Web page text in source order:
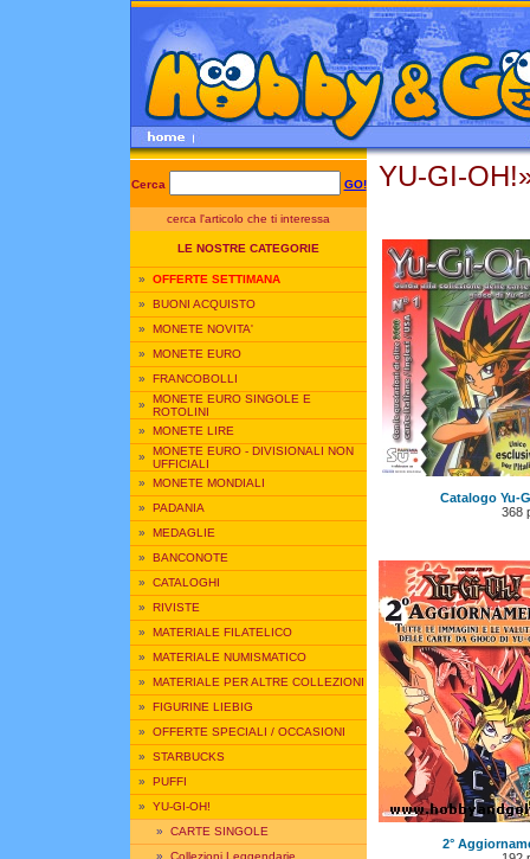
Cerca GO!
cerca l'articolo che ti interessa
LE NOSTRE CATEGORIE
» OFFERTE SETTIMANA
» BUONI ACQUISTO
» MONETE NOVITA'
» MONETE EURO
» FRANCOBOLLI
» MONETE EURO SINGOLE E
ROTOLINI
» MONETE LIRE
» MONETE EURO - DIVISIONALI NON
UFFICIALI
» MONETE MONDIALI
» PADANIA
» MEDAGLIE
» BANCONOTE
» CATALOGHI
» RIVISTE
» MATERIALE FILATELICO
» MATERIALE NUMISMATICO
» MATERIALE PER ALTRE COLLEZIONI
» FIGURINE LIEBIG
» OFFERTE SPECIALI / OCCASIONI
» STARBUCKS
» PUFFI
» YU-GI-OH!
» CARTE SINGOLE
» Collezioni Leggendarie
YU-GI-
Catalogo Yu-
368
2°